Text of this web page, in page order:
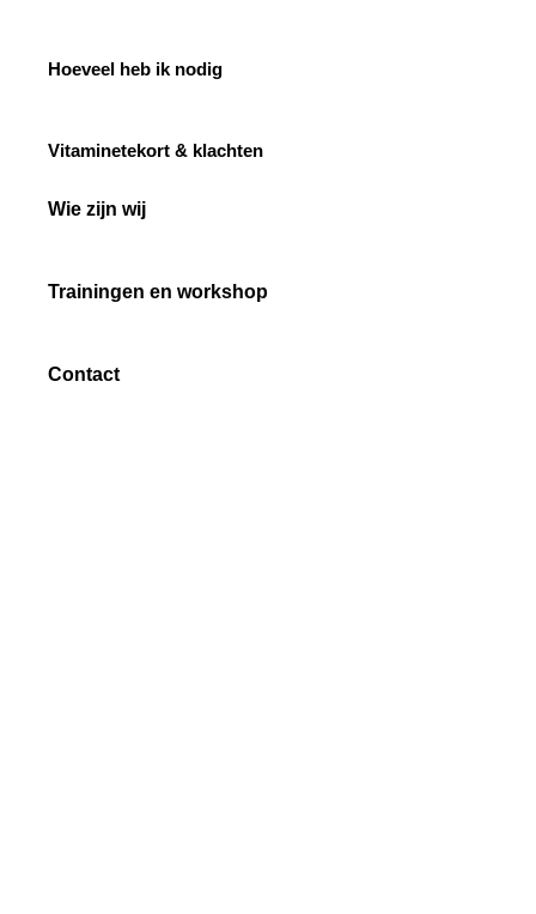
Hoeveel heb ik nodig
Vitaminetekort & klachten
Wie zijn wij
Trainingen en workshop
Contact